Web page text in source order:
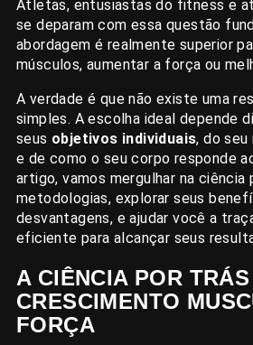
Atletas, entusiastas do fitness e
se deparam com essa questão
abordagem é realmente superior
músculos, aumentar a força ou
A verdade é que não existe uma
simples. A escolha ideal depende
seus objetivos individuais, do
e de como o seu corpo responde
artigo, vamos mergulhar na ciência
metodologias, explorar seus
desvantagens, e ajudar você a
eficiente para alcançar seus
A CIÊNCIA POR
CRESCIMENTO
FORÇA